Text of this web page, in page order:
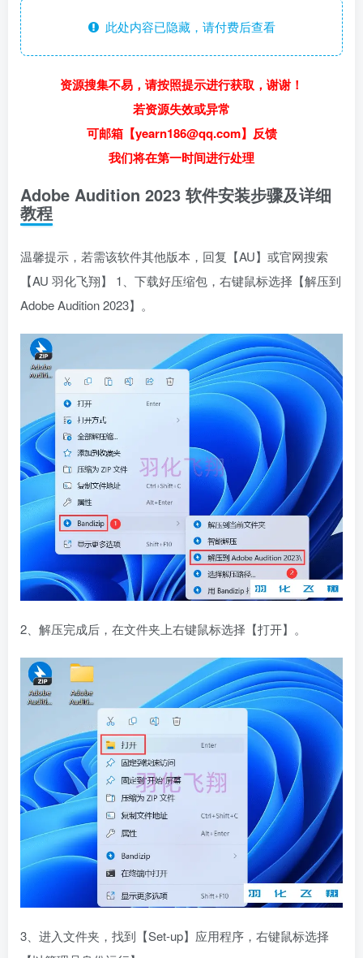
此处内容已隐藏，请付费后查看
资源搜集不易，请按照提示进行获取，谢谢！
若资源失效或异常
可邮箱【yearn186@qq.com】反馈
我们将在第一时间进行处理
Adobe Audition 2023 软件安装步骤及详细
教程
温馨提示，若需该软件其他版本，回复【AU】或官网搜索
【AU 羽化飞翔】 1、下载好压缩包，右键鼠标选择【解压到
Adobe Audition 2023】。
2、解压完成后，在文件夹上右键鼠标选择【打开】。
3、进入文件夹，找到【Set-up】应用程序，右键鼠标选择